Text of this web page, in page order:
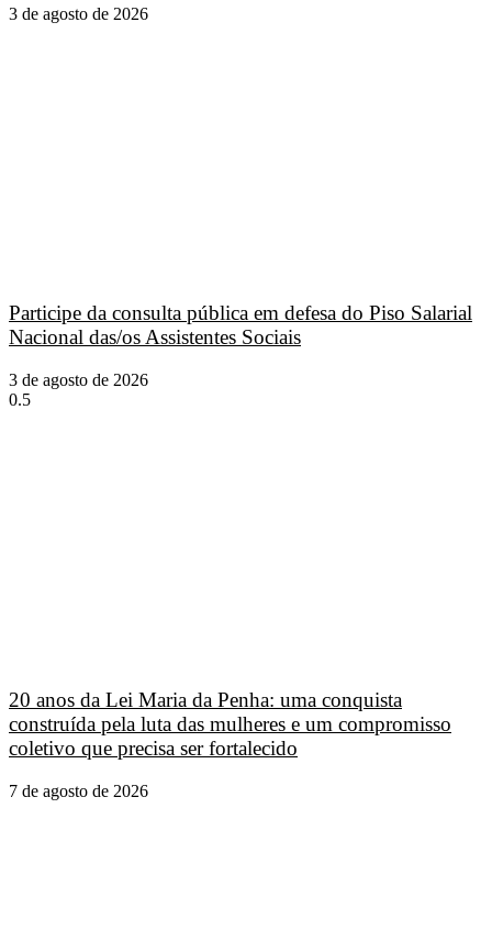
3 de agosto de 2026
Participe da consulta pública em defesa do Piso Salarial
Nacional das/os Assistentes Sociais
3 de agosto de 2026
20 anos da Lei Maria da Penha: uma conquista
construída pela luta das mulheres e um compromisso
coletivo que precisa ser fortalecido
7 de agosto de 2026